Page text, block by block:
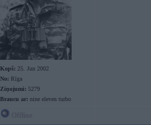
Kopš: 25. Jun 2002
No: Rīga
Ziņojumi: 5279
Braucu ar: nine eleven turbo